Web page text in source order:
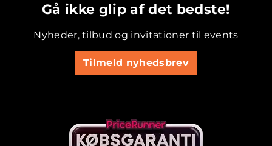
Gå ikke glip af det bedste!
Nyheder, tilbud og invitationer til events
Tilmeld nyhedsbrev